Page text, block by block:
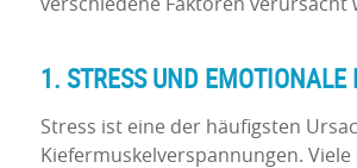
verschiedene Faktoren verursacht
1. STRESS UND EMOTIONALE
Stress ist eine der häufigsten
Kiefermuskelverspannungen. Viele